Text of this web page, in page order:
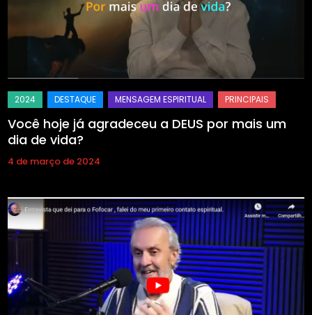
Você hoje já agradeceu a DEUS por mais um
dia de vida?
4 de março de 2024